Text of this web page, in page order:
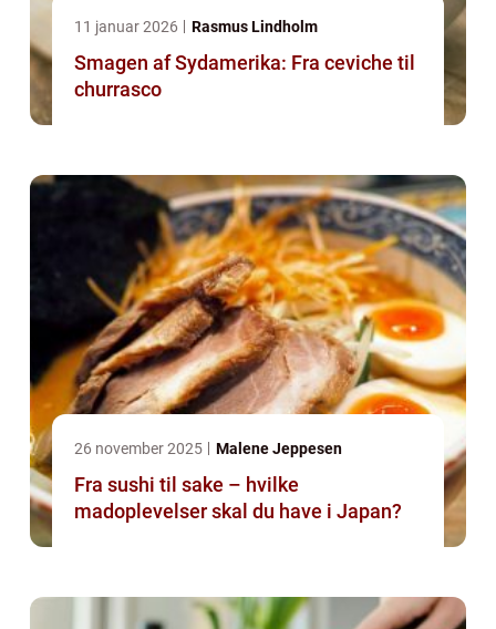
11 januar 2026 Rasmus Lindholm
Smagen af Sydamerika: Fra ceviche til
churrasco
26 november 2025 Malene Jeppesen
Fra sushi til sake – hvilke
madoplevelser skal du have i Japan?